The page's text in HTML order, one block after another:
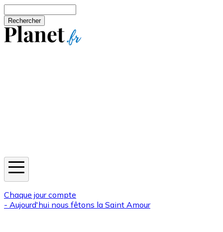
Chaque jour compte
- Aujourd'hui nous fêtons la Saint Amour